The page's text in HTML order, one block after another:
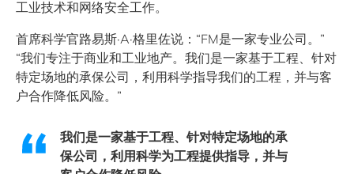
工业技术和网络安全工作。
首席科学官路易斯·A·格里佐说：“FM是一家专业公司。”
“我们专注于商业和工业地产。我们是一家基于工程、针对
特定场地的承保公司，利用科学指导我们的工程，并与客
户合作降低风险。”
我们是一家基于工程、针对特定场地的承
保公司，利用科学为工程提供指导，并与